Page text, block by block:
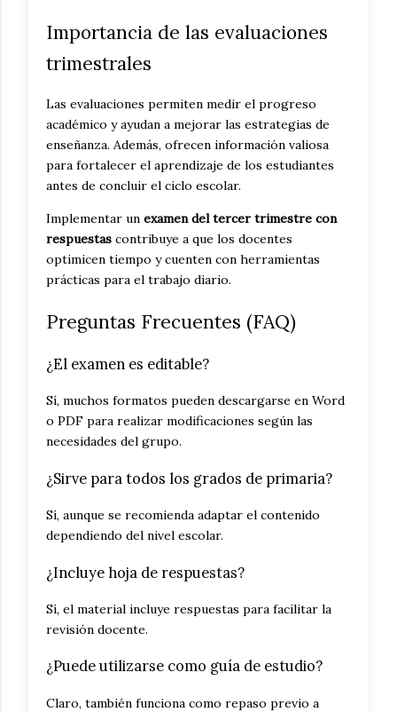
Importancia de las evaluaciones
trimestrales
Las evaluaciones permiten medir el progreso
académico y ayudan a mejorar las estrategias de
enseñanza. Además, ofrecen información valiosa
para fortalecer el aprendizaje de los estudiantes
antes de concluir el ciclo escolar.
Implementar un examen del tercer trimestre con
respuestas contribuye a que los docentes
optimicen tiempo y cuenten con herramientas
prácticas para el trabajo diario.
Preguntas Frecuentes (FAQ)
¿El examen es editable?
Sí, muchos formatos pueden descargarse en Word
o PDF para realizar modificaciones según las
necesidades del grupo.
¿Sirve para todos los grados de primaria?
Sí, aunque se recomienda adaptar el contenido
dependiendo del nivel escolar.
¿Incluye hoja de respuestas?
Sí, el material incluye respuestas para facilitar la
revisión docente.
¿Puede utilizarse como guía de estudio?
Claro, también funciona como repaso previo a